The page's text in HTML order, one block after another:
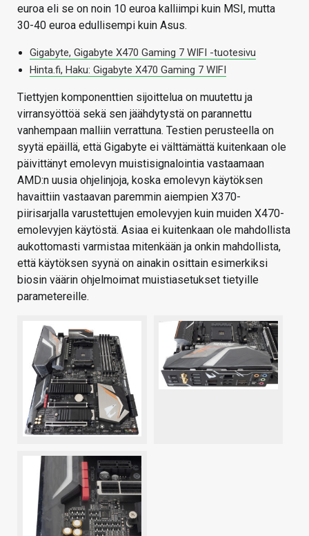
euroa eli se on noin 10 euroa kalliimpi kuin MSI, mutta
30-40 euroa edullisempi kuin Asus.
Gigabyte, Gigabyte X470 Gaming 7 WIFI -tuotesivu
Hinta.fi, Haku: Gigabyte X470 Gaming 7 WIFI
Tiettyjen komponenttien sijoittelua on muutettu ja
virransyöttöä sekä sen jäähdytystä on parannettu
vanhempaan malliin verrattuna. Testien perusteella on
syytä epäillä, että Gigabyte ei välttämättä kuitenkaan ole
päivittänyt emolevyn muistisignalointia vastaamaan
AMD:n uusia ohjelinjoja, koska emolevyn käytöksen
havaittiin vastaavan paremmin aiempien X370-
piirisarjalla varustettujen emolevyjen kuin muiden X470-
emolevyjen käytöstä. Asiaa ei kuitenkaan ole mahdollista
aukottomasti varmistaa mitenkään ja onkin mahdollista,
että käytöksen syynä on ainakin osittain esimerkiksi
biosin väärin ohjelmoimat muistiasetukset tietyille
parametereille.